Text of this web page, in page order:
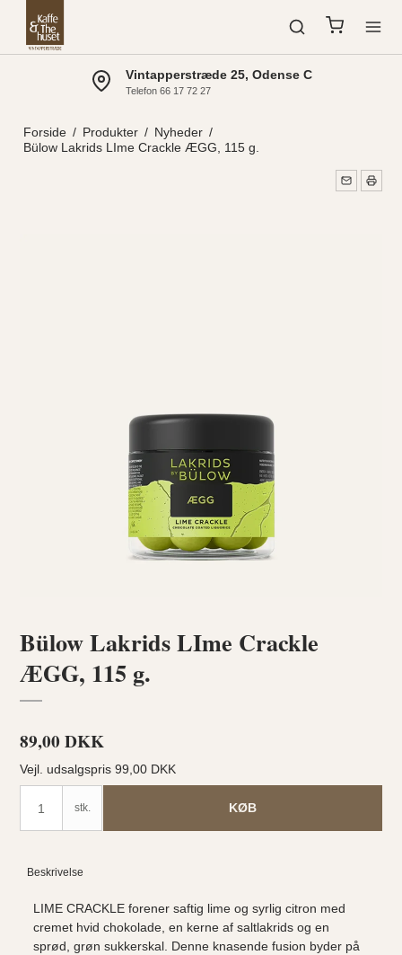
Vintapperstræde 25, Odense C
Telefon 66 17 72 27
Forside / Produkter / Nyheder /
Bülow Lakrids LIme Crackle ÆGG, 115 g.
Bülow Lakrids LIme Crackle
ÆGG, 115 g.
89,00 DKK
Vejl. udsalgspris 99,00 DKK
stk. KØB
Beskrivelse
LIME CRACKLE forener saftig lime og syrlig citron med
cremet hvid chokolade, en kerne af saltlakrids og en
sprød, grøn sukkerskal. Denne knasende fusion byder på